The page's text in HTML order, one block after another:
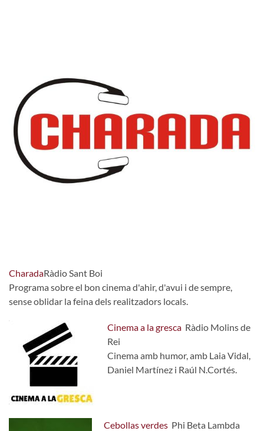
CharadaRàdio Sant Boi
Programa sobre el bon cinema d'ahir, d'avui i de sempre,
sense oblidar la feina dels realitzadors locals.
Cinema a la gresca Ràdio Molins de
Rei
Cinema amb humor, amb Laia Vidal,
Daniel Martínez i Raúl N.Cortés.
Cebollas verdes Phi Beta Lambda